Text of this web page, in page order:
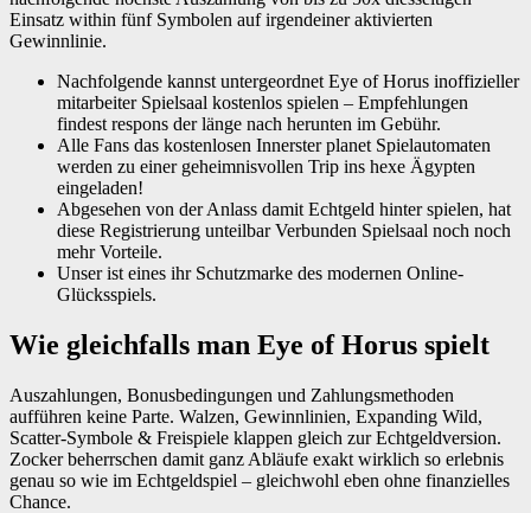
Einsatz within fünf Symbolen auf irgendeiner aktivierten
Gewinnlinie.
Nachfolgende kannst untergeordnet Eye of Horus inoffizieller
mitarbeiter Spielsaal kostenlos spielen – Empfehlungen
findest respons der länge nach herunten im Gebühr.
Alle Fans das kostenlosen Innerster planet Spielautomaten
werden zu einer geheimnisvollen Trip ins hexe Ägypten
eingeladen!
Abgesehen von der Anlass damit Echtgeld hinter spielen, hat
diese Registrierung unteilbar Verbunden Spielsaal noch noch
mehr Vorteile.
Unser ist eines ihr Schutzmarke des modernen Online-
Glücksspiels.
Wie gleichfalls man Eye of Horus spielt
Auszahlungen, Bonusbedingungen und Zahlungsmethoden
aufführen keine Parte. Walzen, Gewinnlinien, Expanding Wild,
Scatter-Symbole & Freispiele klappen gleich zur Echtgeldversion.
Zocker beherrschen damit ganz Abläufe exakt wirklich so erlebnis
genau so wie im Echtgeldspiel – gleichwohl eben ohne finanzielles
Chance.